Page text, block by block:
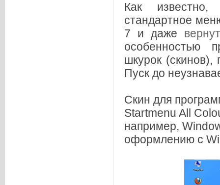
Как
стандартное
7 и даже
особенностью
шкурок
Пуск до
Скин для
Startmenu All
например,
оформлению с